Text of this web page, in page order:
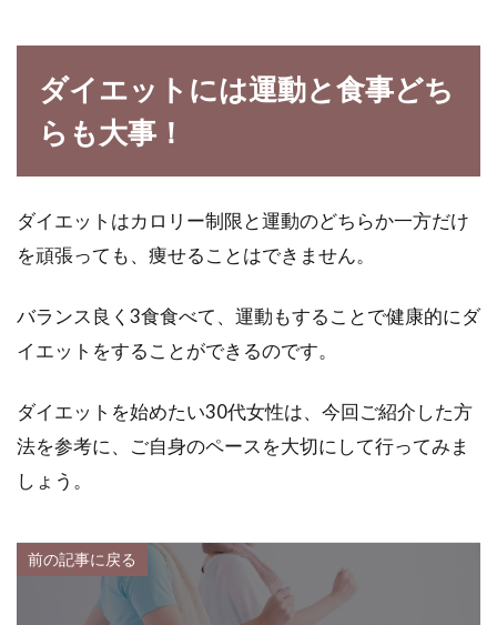
ダイエットには運動と食事どち
らも大事！
ダイエットはカロリー制限と運動のどちらか一方だけ
を頑張っても、痩せることはできません。
バランス良く3食食べて、運動もすることで健康的にダ
イエットをすることができるのです。
ダイエットを始めたい30代女性は、今回ご紹介した方
法を参考に、ご自身のペースを大切にして行ってみま
しょう。
前の記事に戻る